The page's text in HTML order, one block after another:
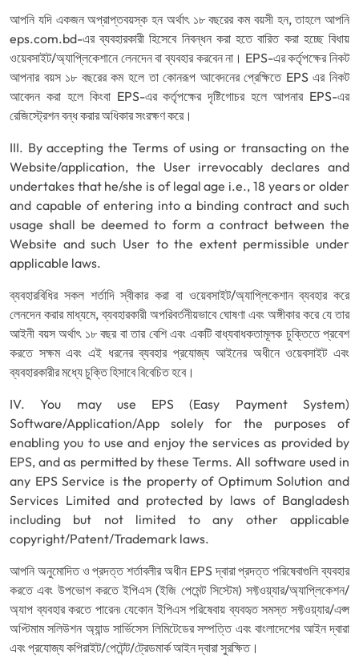
আপনি যদি একজন অপ্রাপ্তবয়স্ক হন অর্থাৎ ১৮ বছরের কম বয়সী হন, তাহলে আপনি
eps.com.bd-এর ব্যবহারকারী হিসেবে নিবন্ধন করা হতে বারিত করা হচ্ছে বিধায়
ওয়েবসাইট/অ্যাপ্লিকেশানে লেনদেন বা ব্যবহার করবেন না। EPS-এর কর্তৃপক্ষের নিকট
আপনার বয়স ১৮ বছরের কম হলে তা কোনরূপ আবেদনের প্রেক্ষিতে EPS এর নিকট
আবেদন করা হলে কিংবা EPS-এর কর্তৃপক্ষের দৃষ্টিগোচর হলে আপনার EPS-এর
রেজিস্ট্রেশন বন্ধ করার অধিকার সংরক্ষণ করে।
III. By accepting the Terms of using or transacting on the
Website/application, the User irrevocably declares and
undertakes that he/she is of legal age i.e., 18 years or older
and capable of entering into a binding contract and such
usage shall be deemed to form a contract between the
Website and such User to the extent permissible under
applicable laws.
ব্যবহারবিধির সকল শর্তাদি স্বীকার করা বা ওয়েবসাইট/অ্যাপ্লিকেশান ব্যবহার করে
লেনদেন করার মাধ্যমে, ব্যবহারকারী অপরিবর্তনীয়ভাবে ঘোষণা এবং অঙ্গীকার করে যে তার
আইনী বয়স অর্থাৎ ১৮ বছর বা তার বেশি এবং একটি বাধ্যবাধকতামূলক চুক্তিতে প্রবেশ
করতে সক্ষম এবং এই ধরনের ব্যবহার প্রযোজ্য আইনের অধীনে ওয়েবসাইট এবং
ব্যবহারকারীর মধ্যে চুক্তি হিসাবে বিবেচিত হবে।
IV. You may use EPS (Easy Payment System)
Software/Application/App solely for the purposes of
enabling you to use and enjoy the services as provided by
EPS, and as permitted by these Terms. All software used in
any EPS Service is the property of Optimum Solution and
Services Limited and protected by laws of Bangladesh
including but not limited to any other applicable
copyright/Patent/Trademark laws.
আপনি অনুমোদিত ও প্রদত্ত শর্তাবলীর অধীন EPS দ্বারা প্রদত্ত পরিষেবাগুলি ব্যবহার
করতে এবং উপভোগ করতে ইপিএস (ইজি পেমেন্ট সিস্টেম) সফ্টওয়্যার/অ্যাপ্লিকেশন/
অ্যাপ ব্যবহার করতে পারেন৷ যেকোন ইপিএস পরিষেবায় ব্যবহৃত সমস্ত সফ্টওয়্যার/এপ্স
অপ্টিমাম সলিউশন অ্যান্ড সার্ভিসেস লিমিটেডের সম্পত্তি এবং বাংলাদেশের আইন দ্বারা
এবং প্রযোজ্য কপিরাইট/পেটেন্ট/ট্রেডমার্ক আইন দ্বারা সুরক্ষিত।